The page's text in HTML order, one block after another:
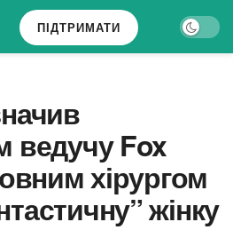
ПІДТРИМАТИ
ведучу Fox
хірургом
жінку